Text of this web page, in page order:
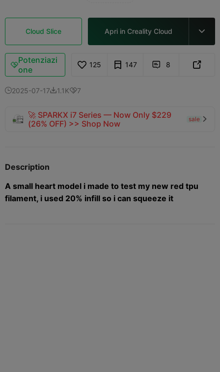
Cloud Slice Apri in Creality Cloud 
Potenziazi
one
125 147  8 
2025-07-171.1K7
🚀 SPARKX i7 Series — Now Only $229
(26% OFF) >> Shop Now
sale 
Description
A small heart model i made to test my new red tpu
filament, i used 20% infill so i can squeeze it